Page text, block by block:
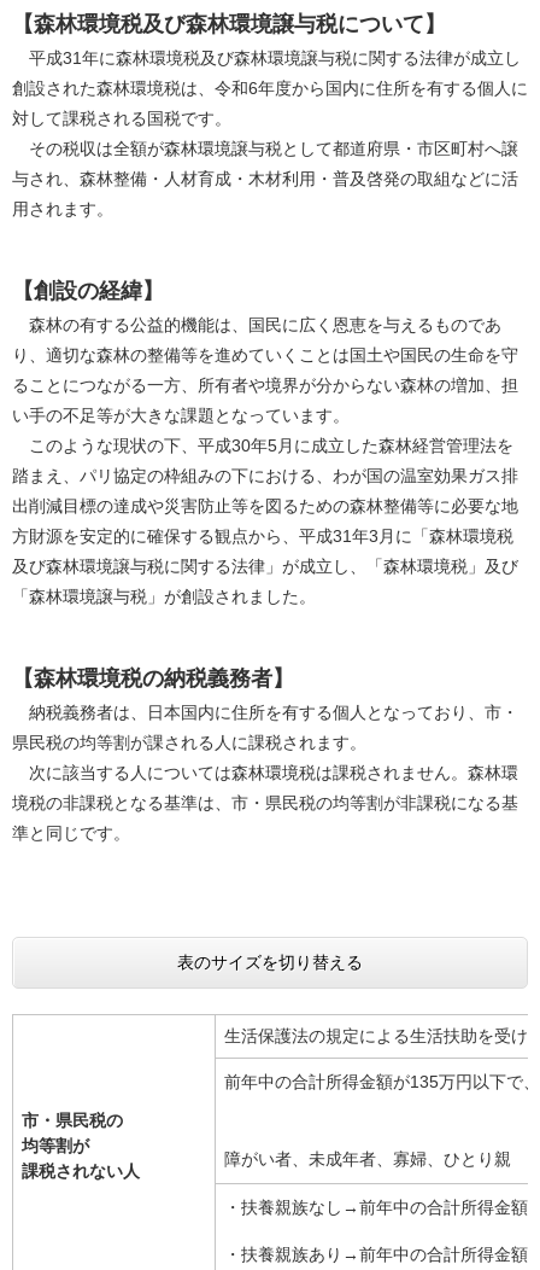
【森林環境税及び森林環境譲与税について】
平成31年に森林環境税及び森林環境譲与税に関する法律が成立し
創設された森林環境税は、令和6年度から国内に住所を有する個人に
対して課税される国税です。
その税収は全額が森林環境譲与税として都道府県・市区町村へ譲
与され、森林整備・人材育成・木材利用・普及啓発の取組などに活
用されます。
【創設の経緯】
森林の有する公益的機能は、国民に広く恩恵を与えるものであ
り、適切な森林の整備等を進めていくことは国土や国民の生命を守
ることにつながる一方、所有者や境界が分からない森林の増加、担
い手の不足等が大きな課題となっています。
このような現状の下、平成30年5月に成立した森林経営管理法を
踏まえ、パリ協定の枠組みの下における、わが国の温室効果ガス排
出削減目標の達成や災害防止等を図るための森林整備等に必要な地
方財源を安定的に確保する観点から、平成31年3月に「森林環境税
及び森林環境譲与税に関する法律」が成立し、「森林環境税」及び
「森林環境譲与税」が創設されました。
【森林環境税の納税義務者】
納税義務者は、日本国内に住所を有する個人となっており、市・
県民税の均等割が課される人に課税されます。
次に該当する人については森林環境税は課税されません。森林環
境税の非課税となる基準は、市・県民税の均等割が非課税になる基
準と同じです。
表のサイズを切り替える
市・県民税の
均等割が
課税されない人
生活保護法の規定による生活扶助を受け
前年中の合計所得金額が135万円以下で
障がい者、未成年者、寡婦、ひとり親
・扶養親族なし→前年中の合計所得金額
・扶養親族あり→前年中の合計所得金額